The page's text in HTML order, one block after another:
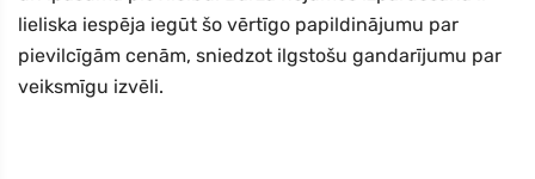
lieliska iespēja iegūt šo vērtīgo papildinājumu par
pievilcīgām cenām, sniedzot ilgstošu gandarījumu par
veiksmīgu izvēli.